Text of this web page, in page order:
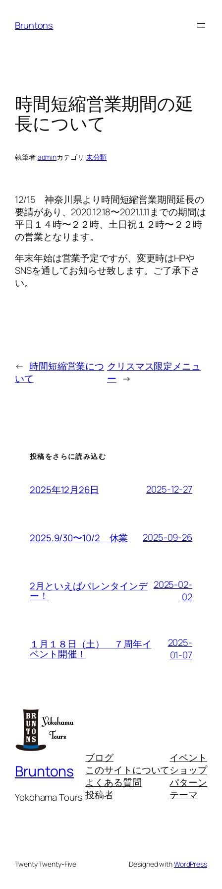
Bruntons
時間短縮営業期間の延
長について
執筆者:adminカテゴリ:未分類
12/15 神奈川県より時間短縮営業期間延長の
要請があり、2020.12.18〜2021.1.11までの期間は
平日１４時〜２２時、土日祝１２時〜２２時
の営業となります。
年末年始は営業予定ですが、変更時はHPや
SNSを通してお知らせ致します。ご了承下さ
い。
← 時間短縮営業につ
いて
クリスマス限定メニュ
ー →
投稿をさらに読み込む
2025年12月26日 2025-12-27
2025.9/30〜10/2 休業 2025-09-26
2月といえばバレンタインデ
ー！
2025-02-
02
１月１８日（土） ７周年イ
ベント開催！
2025-
01-07
Bruntons
Yokohama Tours
ブログ
このサイトについて
よくある質問
投稿者
イベント
ショップ
パターン
テーマ
Twenty Twenty-Five Designed withWordPress